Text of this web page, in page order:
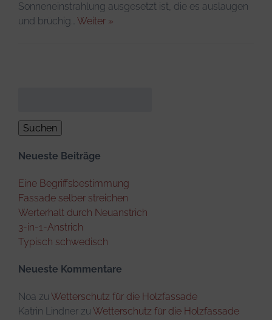
Sonneneinstrahlung ausgesetzt ist, die es auslaugen
und brüchig… Weiter »
Neueste Beiträge
Eine Begriffsbestimmung
Fassade selber streichen
Werterhalt durch Neuanstrich
3-in-1-Anstrich
Typisch schwedisch
Neueste Kommentare
Noa zu Wetterschutz für die Holzfassade
Katrin Lindner zu Wetterschutz für die Holzfassade